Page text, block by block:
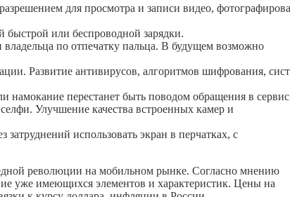
для просмотра и записи видео,
быстрой или беспроводной зарядки.
по отпечатку пальца. В будущем возможно
Развитие антивирусов, алгоритмов шифрования,
намокание перестанет быть поводом обращения в
Улучшение качества встроенных камер и
использовать экран в перчатках, с
революции на мобильном рынке. Согласно мнению
уже имеющихся элементов и характеристик. Цены на